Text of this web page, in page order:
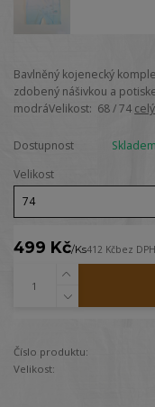
Bavlněný kojenecký
zdobený nášivkou a
modráVelikost: 68 / 74
Dostupnost
Velikost
499 Kč/Ks412 Kčbez DPH
Číslo produktu:
Velikost: